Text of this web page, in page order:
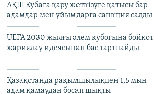
АҚШ Кубаға қару жеткізуге қатысы бар
адамдар мен ұйымдарға санкция салды
UEFA 2030 жылғы әлем кубогына бойкот
жариялау идеясынан бас тартпайды
Қазақстанда рақымшылықпен 1,5 мың
адам қамаудан босап шықты